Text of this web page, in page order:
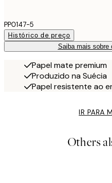
PP0147-5
Histórico de preço
Saiba mais sobre
Papel mate premium
Produzido na Suécia
Papel resistente ao
IR PARA
Others